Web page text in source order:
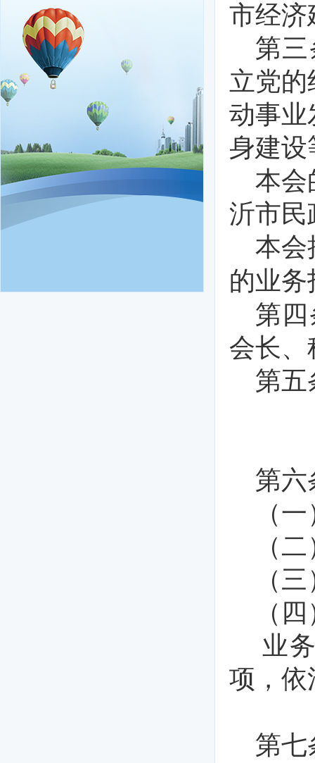
市经济
第
立党
动事业
身建设
本会
沂市民
本会
的业
第
会长、
第五
第六
（
（
（
（
业
项，依
第七